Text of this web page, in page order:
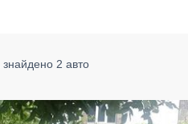
знайдено 2 авто